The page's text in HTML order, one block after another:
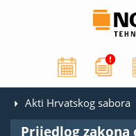
Akti Hrvatskog sabora
Prijedlog zakona